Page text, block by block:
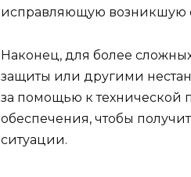
исправляющую возникшую
Наконец, для более
защиты или другими
за помощью к технической
обеспечения, чтобы
ситуации.